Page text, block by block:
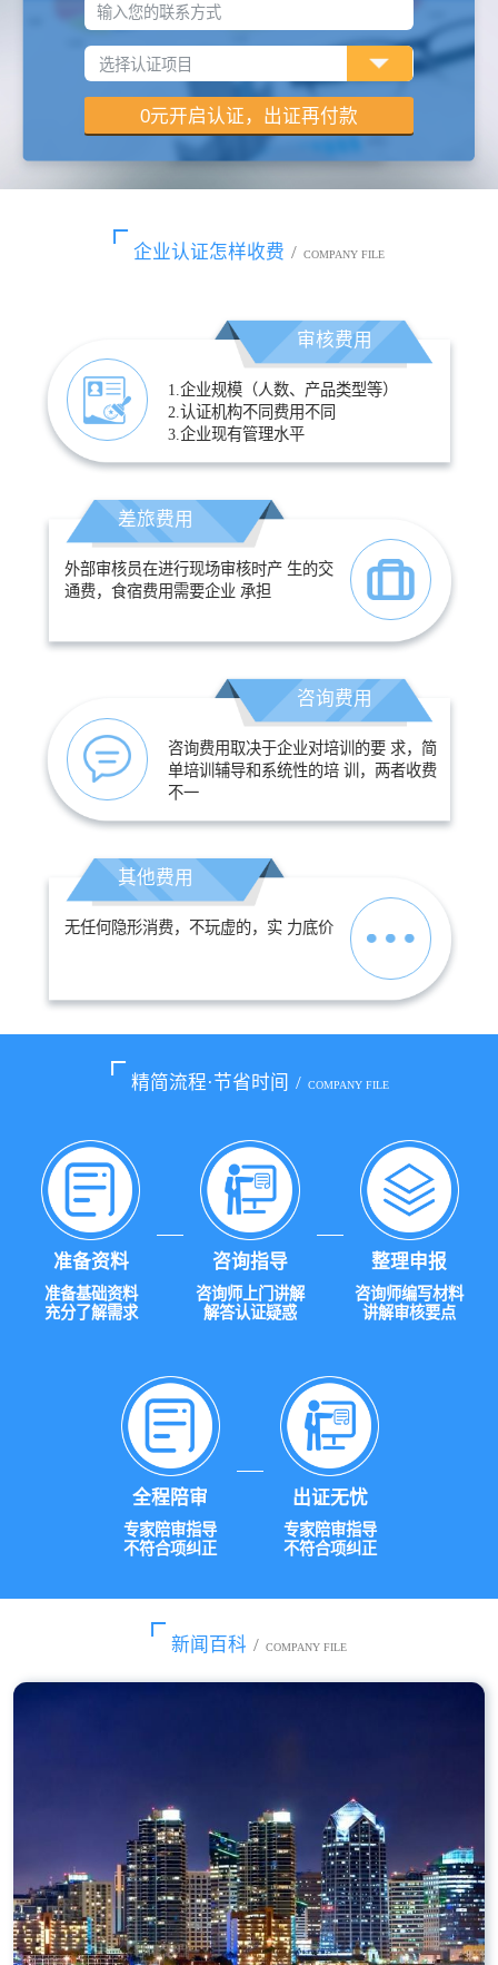
输入您的联系方式
企业认证怎样收费 / COMPANY FILE
审核费用
1.企业规模（人数、产品类型等）
2.认证机构不同费用不同
3.企业现有管理水平
差旅费用
外部审核员在进行现场审核时产 生的交
通费，食宿费用需要企业 承担
咨询费用
咨询费用取决于企业对培训的要 求，简
单培训辅导和系统性的培 训，两者收费
不一
其他费用
无任何隐形消费，不玩虚的，实 力底价
精简流程·节省时间 / COMPANY FILE
准备资料
准备基础资料
充分了解需求
咨询指导
咨询师上门讲解
解答认证疑惑
整理申报
咨询师编写材料
讲解审核要点
全程陪审
专家陪审指导
不符合项纠正
出证无忧
专家陪审指导
不符合项纠正
新闻百科 / COMPANY FILE